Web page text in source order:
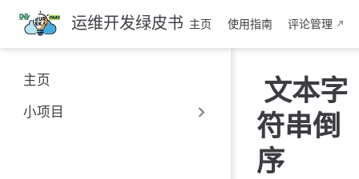
跳
至
主
要
內
容
运维开发绿皮书 主页 使用指南 评论管理
主页
小项目
文本字
符串倒
序